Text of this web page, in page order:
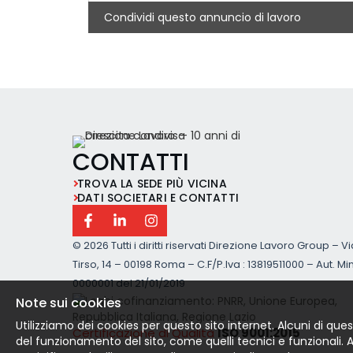
Note sui cookies
Utilizziamo dei cookies per questo sito internet. Alcuni di
del funzionamento del sito, come quelli tecnici e funzionali.
Condividi questo annuncio di lavoro
CONTATTI
TROVA LA SEDE PIÙ VICINA
DATI SOCIETARI E CONTATTI
© 2026 Tutti i diritti riservati Direzione Lavoro Group –
Tirso, 14 – 00198 Roma – C.F/P.Iva : 13819511000 – Aut.
0000001 del 21/01/2019
Certificazione di Qualità ISO 9001:2015